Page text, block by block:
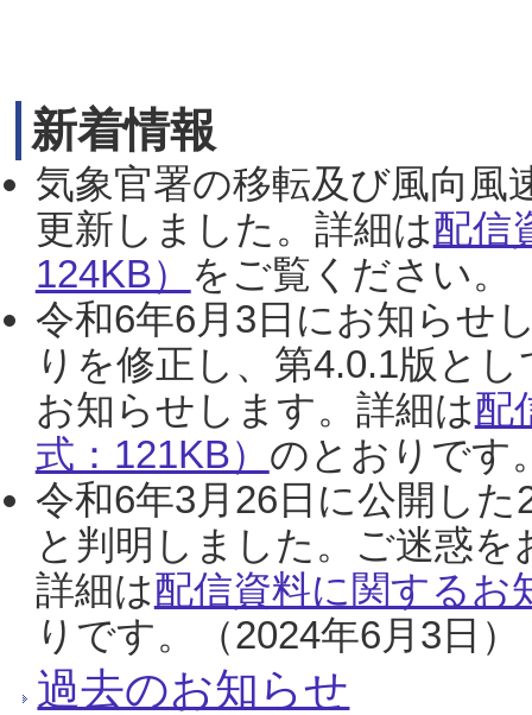
新着情報
気象官署の移転及び風向風
更新しました。詳細は配信
124KB） をご覧ください。
令和6年6月3日にお知らせ
りを修正し、第4.0.1版と
お知らせします。詳細は配
式：121KB） のとおりです
令和6年3月26日に公開し
と判明しました。ご迷惑
詳細は配信資料に関するお
りです。（2024年6月3日）
過去のお知らせ